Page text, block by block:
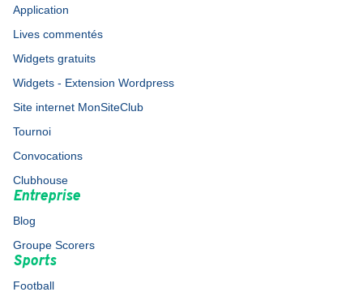
Application
Lives commentés
Widgets gratuits
Widgets - Extension Wordpress
Site internet MonSiteClub
Tournoi
Convocations
Clubhouse
Entreprise
Blog
Groupe Scorers
Sports
Football